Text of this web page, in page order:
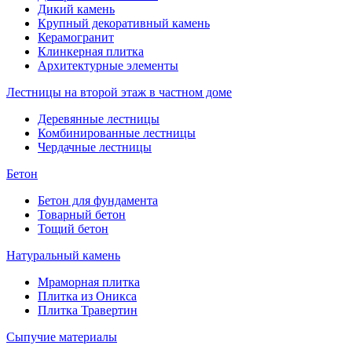
Дикий камень
Крупный декоративный камень
Керамогранит
Клинкерная плитка
Архитектурные элементы
Лестницы на второй этаж в частном доме
Деревянные лестницы
Комбинированные лестницы
Чердачные лестницы
Бетон
Бетон для фундамента
Товарный бетон
Тощий бетон
Натуральный камень
Мраморная плитка
Плитка из Оникса
Плитка Травертин
Сыпучие материалы